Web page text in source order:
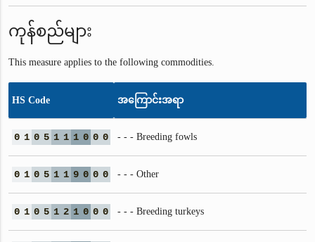
ကုန်စည်များ
This measure applies to the following commodities.
HS Code အကြောင်းအရာ
0 1 0 5 1 1 1 0 0 0 - - - Breeding fowls
0 1 0 5 1 1 9 0 0 0 - - - Other
0 1 0 5 1 2 1 0 0 0 - - - Breeding turkeys